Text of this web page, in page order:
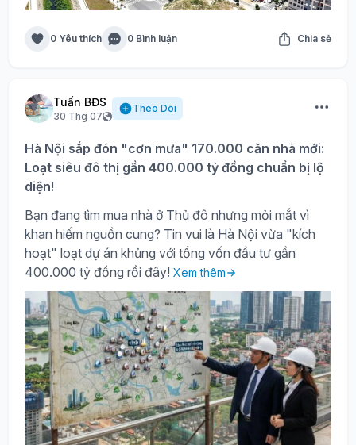
0 Yêu thích 0 Bình luận Chia sẻ
Tuấn BĐS
30 Thg 07
Theo Dõi
Hà Nội sắp đón "cơn mưa" 170.000 căn nhà mới:
Loạt siêu đô thị gần 400.000 tỷ đồng chuẩn bị lộ
diện!
Bạn đang tìm mua nhà ở Thủ đô nhưng mỏi mắt vì
khan hiếm nguồn cung? Tin vui là Hà Nội vừa "kích
hoạt" loạt dự án khủng với tổng vốn đầu tư gần
400.000 tỷ đồng rồi đây! Xem thêm